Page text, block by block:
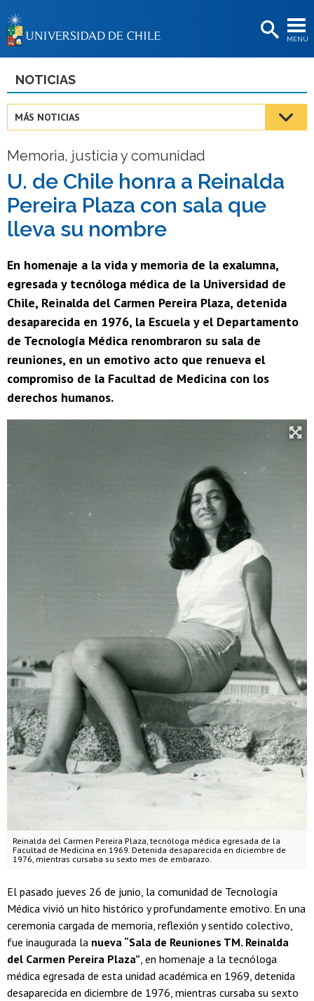
MENÚ
BIBLIOTECAS
Estudiantes
Académicas/os
Funcionarias/os
Egresadas/os
NOTICIAS
MÁS NOTICIAS
Memoria, justicia y comunidad
U. de Chile honra a Reinalda
Pereira Plaza con sala que
lleva su nombre
En homenaje a la vida y memoria de la exalumna,
egresada y tecnóloga médica de la Universidad de
Chile, Reinalda del Carmen Pereira Plaza, detenida
desaparecida en 1976, la Escuela y el Departamento
de Tecnología Médica renombraron su sala de
reuniones, en un emotivo acto que renueva el
compromiso de la Facultad de Medicina con los
derechos humanos.
Reinalda del Carmen Pereira Plaza, tecnóloga médica egresada de la
Facultad de Medicina en 1969. Detenida desaparecida en diciembre de
1976, mientras cursaba su sexto mes de embarazo.
El pasado jueves 26 de junio, la comunidad de Tecnología
Médica vivió un hito histórico y profundamente emotivo. En una
ceremonia cargada de memoria, reflexión y sentido colectivo,
fue inaugurada la nueva “Sala de Reuniones TM. Reinalda
del Carmen Pereira Plaza”, en homenaje a la tecnóloga
médica egresada de esta unidad académica en 1969, detenida
desaparecida en diciembre de 1976, mientras cursaba su sexto